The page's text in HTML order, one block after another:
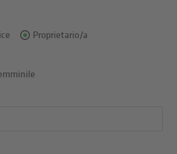
Proprietario/a